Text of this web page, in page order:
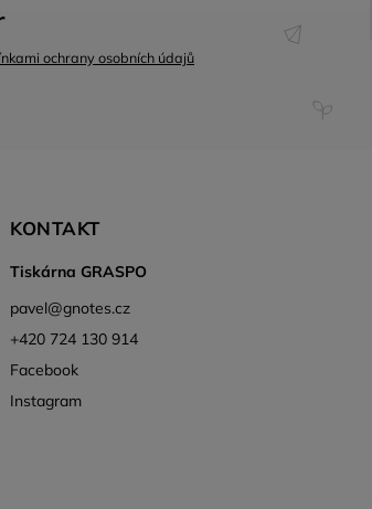
KONTAKT
Tiskárna GRASPO
pavel@gnotes.cz
+420 724 130 914
Facebook
Instagram
ochrany osobních údajů